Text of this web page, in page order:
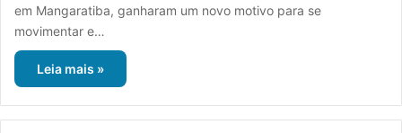
em Mangaratiba, ganharam um novo motivo para se
movimentar e…
Leia mais »